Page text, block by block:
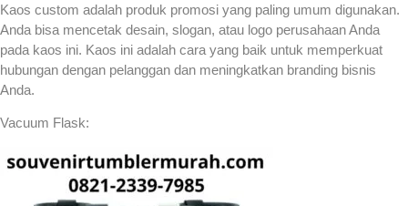
Kaos custom adalah produk promosi yang paling umum digunakan.
Anda bisa mencetak desain, slogan, atau logo perusahaan Anda
pada kaos ini. Kaos ini adalah cara yang baik untuk memperkuat
hubungan dengan pelanggan dan meningkatkan branding bisnis
Anda.
Vacuum Flask: